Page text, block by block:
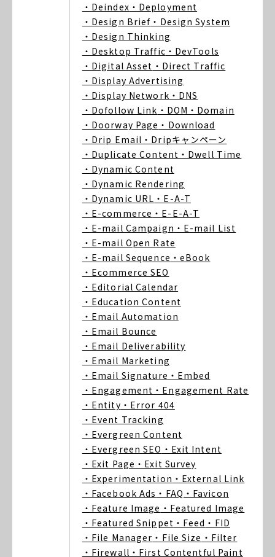
・Deindex ・Deployment
・Design Brief ・Design System
・Design Thinking
・Desktop Traffic ・DevTools
・Digital Asset ・Direct Traffic
・Display Advertising
・Display Network ・DNS
・Dofollow Link ・DOM ・Domain
・Doorway Page ・Download
・Drip Email ・Dripキャンペーン
・Duplicate Content ・Dwell Time
・Dynamic Content
・Dynamic Rendering
・Dynamic URL ・E-A-T
・E-commerce ・E-E-A-T
・E-mail Campaign ・E-mail List
・E-mail Open Rate
・E-mail Sequence ・eBook
・Ecommerce SEO
・Editorial Calendar
・Education Content
・Email Automation
・Email Bounce
・Email Deliverability
・Email Marketing
・Email Signature ・Embed
・Engagement ・Engagement Rate
・Entity ・Error 404
・Event Tracking
・Evergreen Content
・Evergreen SEO ・Exit Intent
・Exit Page ・Exit Survey
・Experimentation ・External Link
・Facebook Ads ・FAQ ・Favicon
・Feature Image ・Featured Image
・Featured Snippet ・Feed ・FID
・File Manager ・File Size ・Filter
・Firewall ・First Contentful Paint